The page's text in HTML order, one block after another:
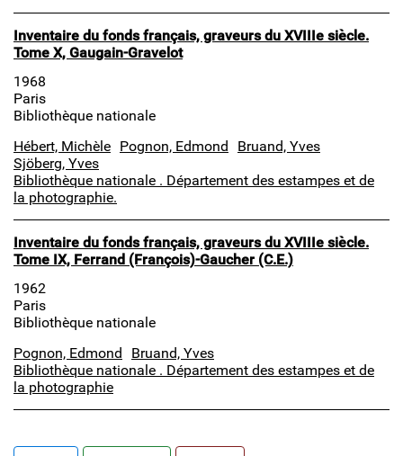
Inventaire du fonds français, graveurs du XVIIIe siècle.
Tome X, Gaugain-Gravelot
1968
Paris
Bibliothèque nationale
Hébert, Michèle Pognon, Edmond
Bruand, Yves
Sjöberg, Yves
Bibliothèque nationale . Département des estampes et de
la photographie.
Inventaire du fonds français, graveurs du XVIIIe siècle.
Tome IX, Ferrand (François)-Gaucher (C.E.)
1962
Paris
Bibliothèque nationale
Pognon, Edmond
Bruand, Yves
Bibliothèque nationale . Département des estampes et de
la photographie